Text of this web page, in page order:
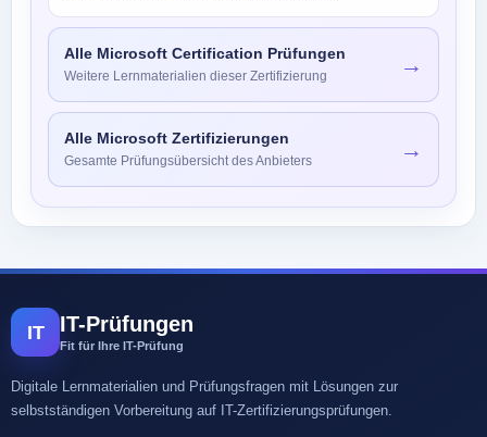
Alle Microsoft Certification Prüfungen
Weitere Lernmaterialien dieser Zertifizierung →
Alle Microsoft Zertifizierungen
Gesamte Prüfungsübersicht des Anbieters →
IT IT-Prüfungen
Fit für Ihre IT-Prüfung
Digitale Lernmaterialien und Prüfungsfragen mit Lösungen zur
selbstständigen Vorbereitung auf IT-Zertifizierungsprüfungen.